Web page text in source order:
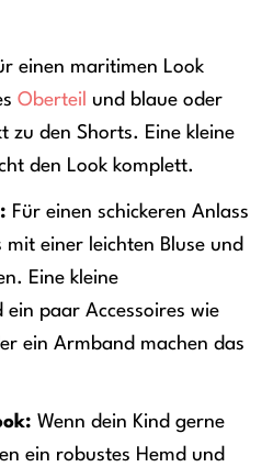
einen maritimen Look
Oberteil
und blaue oder
zu den Shorts. Eine kleine
den Look komplett.
Für einen schickeren Anlass
einer leichten Bluse und
Eine kleine
ein paar Accessoires wie
ein Armband machen das
Wenn dein Kind gerne
ein robustes Hemd und